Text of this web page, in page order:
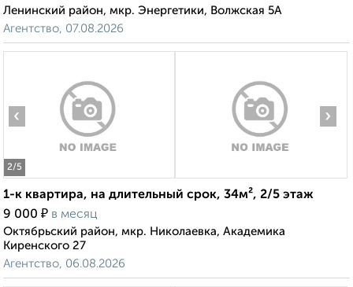
Ленинский район, мкр. Энергетики, Волжская 5А
Агентство, 07.08.2026
2/5
‹ ›
1-к квартира, на длительный срок, 34м², 2/5 этаж
9 000 ₽ в месяц
Октябрьский район, мкр. Николаевка, Академика
Киренского 27
Агентство, 06.08.2026